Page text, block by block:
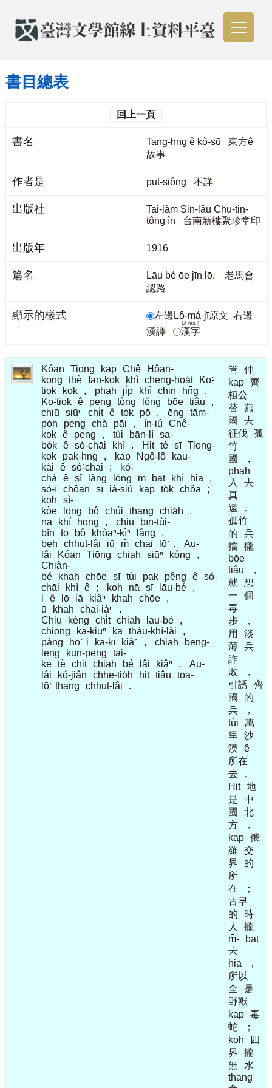
書目總表
回上一頁
書名
Tang-hng ê kò͘-sū 東方ê
故事
作者是 put-siông 不詳
出版社
Tai-lâm Sin-lâu Chū-tin-
tông ìn 台南新樓聚珍堂印
出版年 1916
篇名
Lāu bé ōe jīn lō͘. 老馬會
認路
顯示的樣式 左邊Lô-má-jī原文 右邊
漢譯
漢字
Lô-má-jī
Kóan Tiōng kap Chê
Hôan-
kong
thè Ian-kok khì cheng-hoa̍t
Ko͘-
tiok
kok , phah ji̍p khì chin hn̄g
.
Ko͘-tiok ê peng tòng lóng bōe tiâu
,
chiū
siūⁿ chi̍t ê to̍k pō͘ , ēng
tām-
po̍h
peng chà pāi , ín-iú
Chê-
kok ê peng , tùi bān-lí sa-
bo̍k ê só͘-chāi khì . Hit tè sī Tiong-
kok
pak-hng , kap Ngô͘-lô
kau-
kài
ê só͘-chāi ;
kó͘-
chá
ê sî lâng lóng m̄ bat khì hia
,
só͘-í chôan sī iá-siù kap to̍k chôa
;
koh
sì-
kòe
long bô chúi thang chia̍h
,
nā
khí hong , chiū
bīn-tùi-
bīn
to bô khòaⁿ-kìⁿ lâng
,
beh
chhut-lâi iū m̄ chai lō͘ .
Āu-
lâi
Kóan Tiōng chiah siūⁿ kóng
,
Chiàn-
bé
khah chōe sī tùi pak pêng ê só͘-
chāi
khì ê ; koh nā sī lāu-bé
,
i
ê lō͘ iā kiâⁿ khah chōe
,
ū
khah chai-iáⁿ
.
Chiū
kéng chi̍t chiah lāu-bé
,
chiong
kā-kiuⁿ kā tháu-khí-lâi
,
pàng
hō͘ i ka-kī kiâⁿ , chiah
bēng-
lēng
kun-peng
tāi-
ke tè chit chiah bé lâi kiâⁿ .
Āu-
lâi
kó-jiân chhē-tio̍h hit tiâu
tōa-
lō͘ thang chhut-lâi .
管
仲
kap 齊
桓公
替 燕
國
去
征伐 孤
竹
國
，
phah
入
去
真
遠
。
孤竹
的
兵
擋 攏
bōe
tiâu
，
就 想
一
個
毒
步
，
用
淡
薄 兵
詐
敗
，
引誘
齊
國
的
兵
，
tùi
萬
里
沙
漠 ê
所在
去
。
Hit 地
是
中
國
北
方
，
kap 俄
羅
交
界
的
所
在
；
古早
的
時
人
攏
m̄-
bat
去
hia
，
所以
全
是
野獸
kap 毒
蛇
；
koh
四
界
攏
無
水
thang